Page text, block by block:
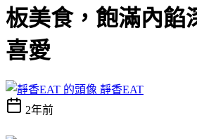
板美食，飽滿內餡
喜愛
靜香EAT
2年前